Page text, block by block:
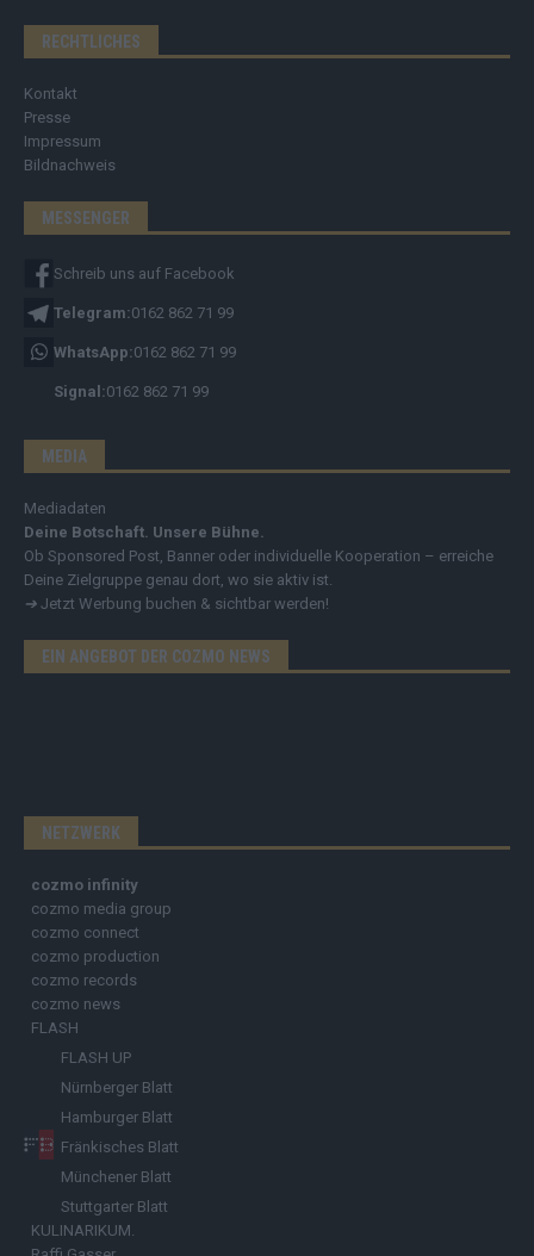
RECHTLICHES
Kontakt
Presse
Impressum
Bildnachweis
MESSENGER
Schreib uns auf Facebook
Telegram:0162 862 71 99
WhatsApp:0162 862 71 99
Signal:0162 862 71 99
MEDIA
Mediadaten
Deine Botschaft. Unsere Bühne.
Ob Sponsored Post, Banner oder individuelle Kooperation – erreiche
Deine Zielgruppe genau dort, wo sie aktiv ist.
➔ Jetzt Werbung buchen & sichtbar werden!
EIN ANGEBOT DER COZMO NEWS
NETZWERK
cozmo infinity
cozmo media group
cozmo connect
cozmo production
cozmo records
cozmo news
FLASH
FLASH UP
Nürnberger Blatt
Hamburger Blatt
Fränkisches Blatt
Münchener Blatt
Stuttgarter Blatt
KULINARIKUM.